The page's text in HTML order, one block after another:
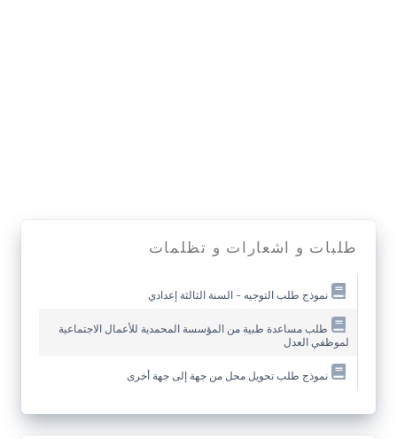
طلبات و اشعارات و تظلمات
نموذج طلب التوجيه – السنة الثالثة إعدادي
طلب مساعدة طبية من المؤسسة المحمدية للأعمال الاجتماعية
لموظفي العدل
نموذج طلب تحويل محل من جهة إلى جهة أخرى